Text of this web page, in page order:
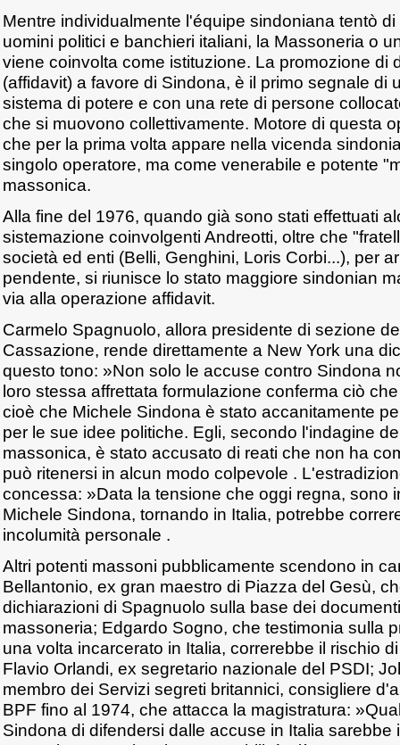
Mentre individualmente l'équipe sindoniana tentò
uomini politici e banchieri italiani, la Massoneria o
viene coinvolta come istituzione. La promozione di
(affidavit) a favore di Sindona, è il primo segnale di
sistema di potere e con una rete di persone
che si muovono collettivamente. Motore di questa
che per la prima volta appare nella vicenda
singolo operatore, ma come venerabile e potente
massonica.
Alla fine del 1976, quando già sono stati effettuati
sistemazione coinvolgenti Andreotti, oltre che
società ed enti (Belli, Genghini, Loris Corbi...), per
pendente, si riunisce lo stato maggiore sindonian
via alla operazione affidavit.
Carmelo Spagnuolo, allora presidente di sezione
Cassazione, rende direttamente a New York una
questo tono: »Non solo le accuse contro Sindona
loro stessa affrettata formulazione conferma ciò
cioè che Michele Sindona è stato accanitamente
per le sue idee politiche. Egli, secondo l'indagine
massonica, è stato accusato di reati che non ha
può ritenersi in alcun modo colpevole .
concessa: »Data la tensione che oggi regna, sono
Michele Sindona, tornando in Italia, potrebbe
incolumità personale .
Altri potenti massoni pubblicamente scendono in
Bellantonio, ex gran maestro di Piazza del Gesù,
dichiarazioni di Spagnuolo sulla base dei
massoneria; Edgardo Sogno, che testimonia sulla
una volta incarcerato in Italia, correrebbe il rischio
Flavio Orlandi, ex segretario nazionale del PSDI;
membro dei Servizi segreti britannici, consigliere
BPF fino al 1974, che attacca la magistratura:
Sindona di difendersi dalle accuse in Italia sarebbe